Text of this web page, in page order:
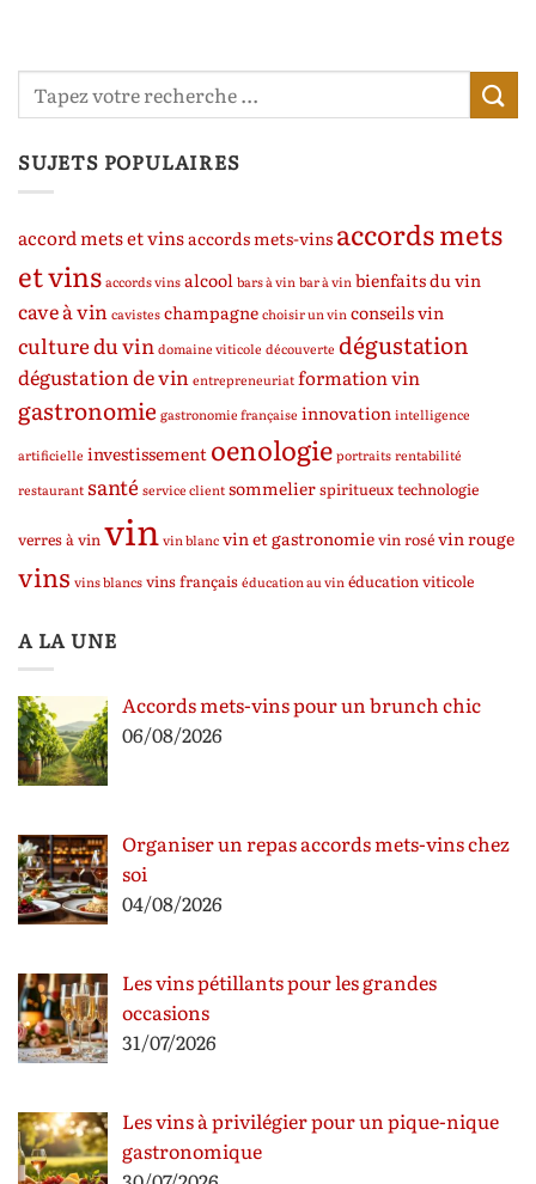
SUJETS POPULAIRES
accord mets et vinsaccords mets-vins accords mets
et vinsaccords vinsalcool bars à vin bar à vin bienfaits du vin
cave à vincavisteschampagnechoisir un vin conseils vin
culture du vin domaine viticole découverte dégustation
dégustation de vinentrepreneuriatformation vin
gastronomie gastronomie française innovation intelligence
artificielle investissement oenologieportraitsrentabilité
restaurantsanté service clientsommelierspiritueuxtechnologie
verres à vinvinvin blancvin et gastronomievin rosévin rouge
vins vins blancsvins françaiséducation au vin éducation viticole
A LA UNE
Accords mets-vins pour un brunch chic
06/08/2026
Organiser un repas accords mets-vins chez
soi
04/08/2026
Les vins pétillants pour les grandes
occasions
31/07/2026
Les vins à privilégier pour un pique-nique
gastronomique